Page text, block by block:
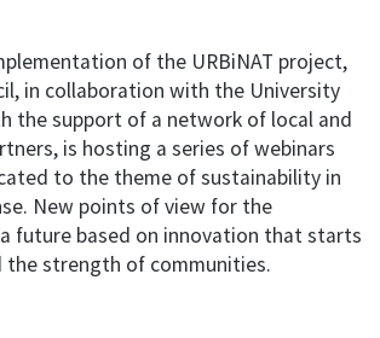
of the URBiNAT project,
in collaboration with the University
the support of a network of local and
is hosting a series of webinars
to the theme of sustainability in
New points of view for the
future based on innovation that starts
the strength of communities.